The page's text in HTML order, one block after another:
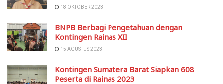
18 OKTOBER 2023
BNPB Berbagi Pengetahuan dengan
Kontingen Rainas XII
15 AGUSTUS 2023
Kontingen Sumatera Barat Siapkan 608
Peserta di Rainas 2023